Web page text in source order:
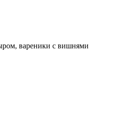
вареники с вишнями